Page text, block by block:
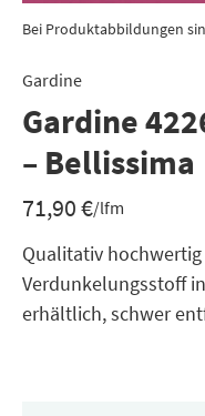
Bei Produktabbildungen
Gardine
Gardine
– Bellissima
71,90€/lfm
Qualitativ
Verdunkelungsstoff
erhältlich, schwer